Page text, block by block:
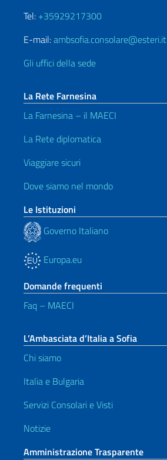
Tel: +35929217300
E-mail:ambsofia.consolare@esteri.it
Gli uffici della sede
La Rete Farnesina
La Farnesina – il MAECI
La Rete diplomatica
Viaggiare sicuri
Dove siamo nel mondo
Le Istituzioni
Governo Italiano
Europa.eu
Domande frequenti
Faq – MAECI
L’Ambasciata d’Italia a Sofia
Chi siamo
Italia e Bulgaria
Servizi Consolari e Visti
Notizie
Amministrazione Trasparente